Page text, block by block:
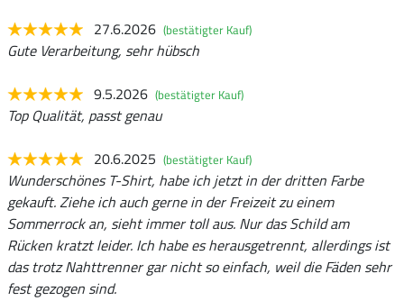
27.6.2026 (bestätigter Kauf)
Gute Verarbeitung, sehr hübsch
9.5.2026 (bestätigter Kauf)
Top Qualität, passt genau
20.6.2025 (bestätigter Kauf)
Wunderschönes T-Shirt, habe ich jetzt in der dritten Farbe
gekauft. Ziehe ich auch gerne in der Freizeit zu einem
Sommerrock an, sieht immer toll aus. Nur das Schild am
Rücken kratzt leider. Ich habe es herausgetrennt, allerdings ist
das trotz Nahttrenner gar nicht so einfach, weil die Fäden sehr
fest gezogen sind.